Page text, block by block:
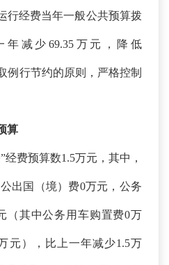
行经费当年一般公共预算拨
年减少69.35万元，降低
例行节约的原则，严格控制
算
经费预算数1.5万元，其中，
出国（境）费0万元，公务
（其中公务用车购置费0万
元），比上一年减少1.5万